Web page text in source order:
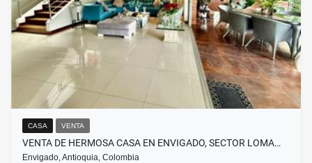
CASA VENTA
VENTA DE HERMOSA CASA EN ENVIGADO, SECTOR LOMA…
Envigado, Antioquia, Colombia